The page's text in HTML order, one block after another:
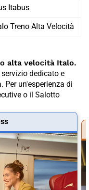
Itabus
Treno Alta Velocità
alta velocità Italo.
dedicato e
Per un'esperienza di
o il Salotto